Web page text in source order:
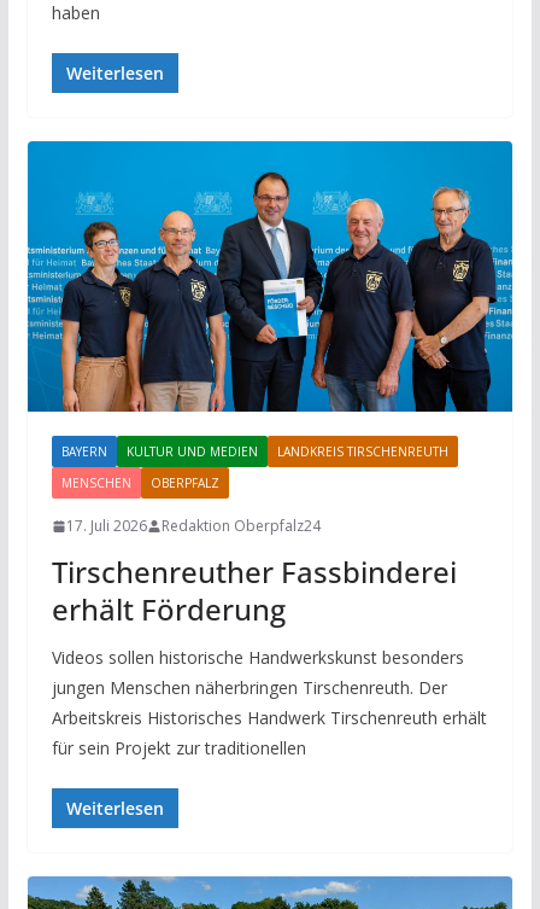
haben
Weiterlesen
BAYERN KULTUR UND MEDIEN
LANDKREIS TIRSCHENREUTH
MENSCHEN
OBERPFALZ
17. Juli 2026 Redaktion Oberpfalz24
Tirschenreuther Fassbinderei
erhält Förderung
Videos sollen historische Handwerkskunst besonders
jungen Menschen näherbringen Tirschenreuth. Der
Arbeitskreis Historisches Handwerk Tirschenreuth erhält
für sein Projekt zur traditionellen
Weiterlesen